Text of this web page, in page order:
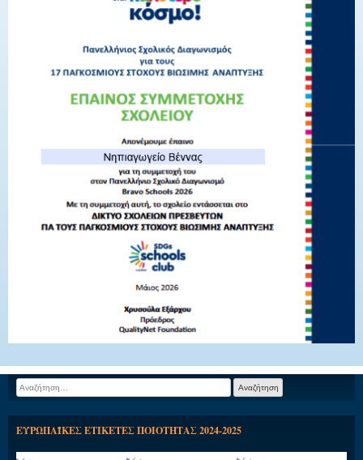
Αναζήτηση
για:
ΕΥΡΩΠΑΪΚΕΣ ΕΤΙΚΕΤΕΣ ΠΟΙΟΤΗΤΑΣ 2024-2025